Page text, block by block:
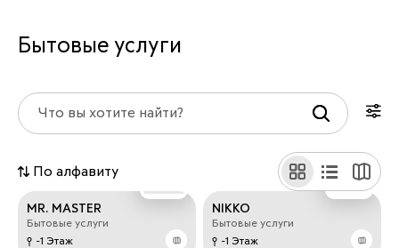
Бытовые услуги
По алфавиту
MR. MASTER
Бытовые услуги
-1 Этаж
NIKKO
Бытовые услуги
-1 Этаж